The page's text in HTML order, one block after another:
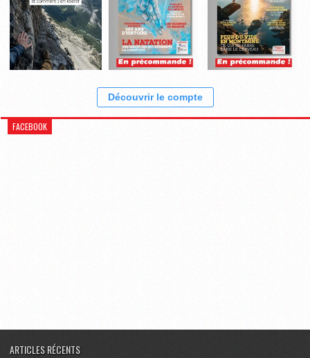
Découvrir le compte
FACEBOOK
ARTICLES RÉCENTS